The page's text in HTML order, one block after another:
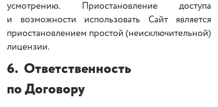
усмотрению. Приостановление доступа
и возможности использовать Сайт является
приостановлением простой (неисключительной)
лицензии.
6. Ответственность
по Договору